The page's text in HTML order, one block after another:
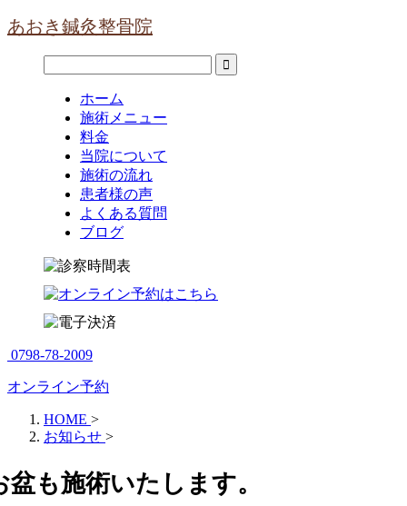
あおき鍼灸整骨院
ホーム
施術メニュー
料金
当院について
施術の流れ
患者様の声
よくある質問
ブログ
0798-78-2009
オンライン予約
HOME >
お知らせ >
盆も施術いたします。